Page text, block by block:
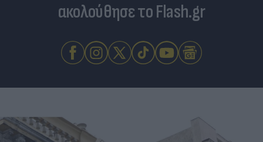
ακολούθησε το Flash.gr